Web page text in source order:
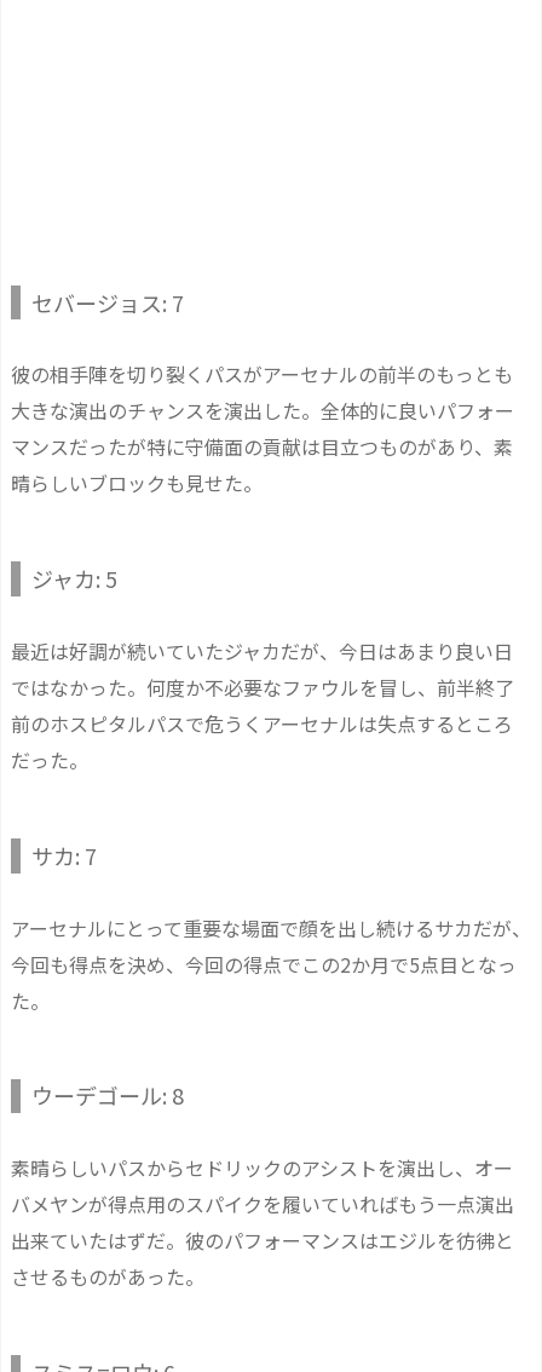
セバージョス: 7
彼の相手陣を切り裂くパスがアーセナルの前半のもっとも
大きな演出のチャンスを演出した。全体的に良いパフォー
マンスだったが特に守備面の貢献は目立つものがあり、素
晴らしいブロックも見せた。
ジャカ: 5
最近は好調が続いていたジャカだが、今日はあまり良い日
ではなかった。何度か不必要なファウルを冒し、前半終了
前のホスピタルパスで危うくアーセナルは失点するところ
だった。
サカ: 7
アーセナルにとって重要な場面で顔を出し続けるサカだが、
今回も得点を決め、今回の得点でこの2か月で5点目となっ
た。
ウーデゴール: 8
素晴らしいパスからセドリックのアシストを演出し、オー
バメヤンが得点用のスパイクを履いていればもう一点演出
出来ていたはずだ。彼のパフォーマンスはエジルを彷彿と
させるものがあった。